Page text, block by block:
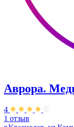
Аврора.
4
1 отзыв